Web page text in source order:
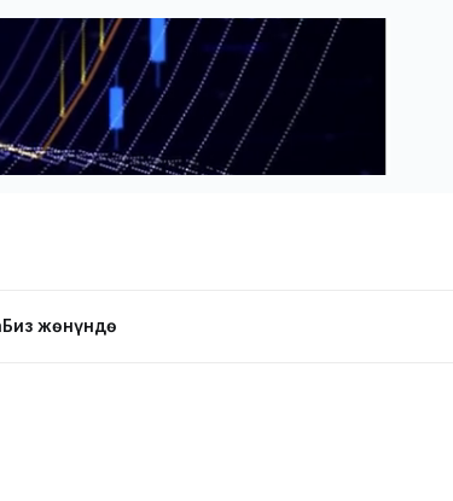
Биз жөнүндө